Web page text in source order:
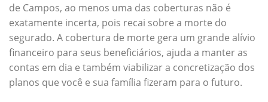
de Campos, ao menos uma das coberturas não é
exatamente incerta, pois recai sobre a morte do
segurado. A cobertura de morte gera um grande alívio
financeiro para seus beneficiários, ajuda a manter as
contas em dia e também viabilizar a concretização dos
planos que você e sua família fizeram para o futuro.